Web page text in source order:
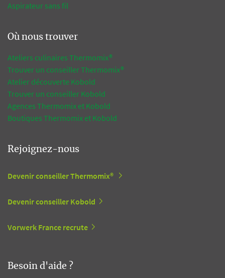
Aspirateur sans fil
Où nous trouver
Ateliers culinaires Thermomix®
Trouver un conseiller Thermomix®
Atelier découverte Kobold
Trouver un conseiller Kobold
Agences Thermomix et Kobold
Boutiques Thermomix et Kobold
Rejoignez-nous
Devenir conseiller Thermomix®
Devenir conseiller Kobold
Vorwerk France recrute
Besoin d'aide ?